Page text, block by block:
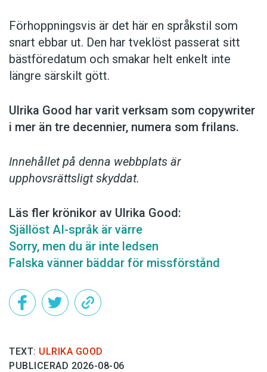
Förhoppningsvis är det här en språkstil som
snart ebbar ut. Den har tveklöst passerat sitt
bästföredatum och smakar helt enkelt inte
längre särskilt gött.
Ulrika Good har varit verksam som copy­writer
i mer än tre decennier, numera som frilans.
Innehållet på denna webbplats är
upphovsrättsligt skyddat.
Läs fler krönikor av Ulrika Good:
Själlöst AI-språk är värre
Sorry, men du är inte ledsen
Falska vänner bäddar för missförstånd
TEXT: ULRIKA GOOD
PUBLICERAD 2026-08-06